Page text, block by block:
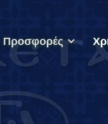
Προσφορές